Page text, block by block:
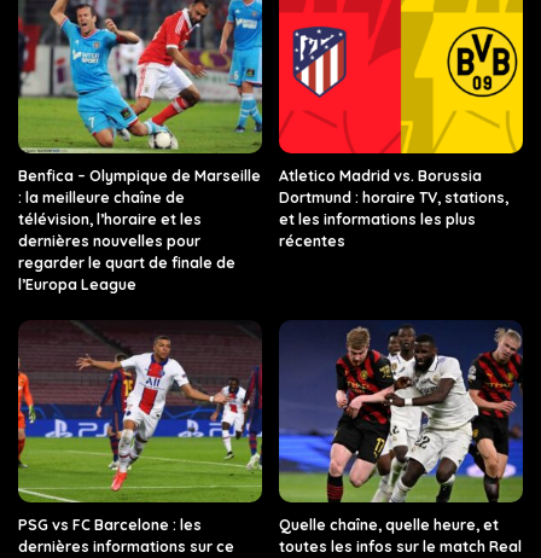
Benfica – Olympique de Marseille
: la meilleure chaîne de
télévision, l’horaire et les
dernières nouvelles pour
regarder le quart de finale de
l’Europa League
Atletico Madrid vs. Borussia
Dortmund : horaire TV, stations,
et les informations les plus
récentes
PSG vs FC Barcelone : les
dernières informations sur ce
Quelle chaîne, quelle heure, et
toutes les infos sur le match Real